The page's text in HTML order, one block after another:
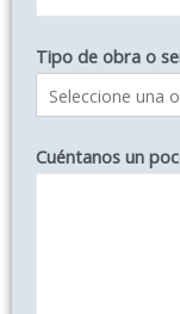
Tipo de obra o
Cuéntanos un